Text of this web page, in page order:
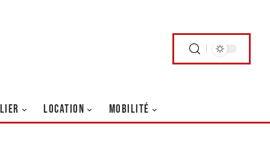
LOCATION MOBILITÉ